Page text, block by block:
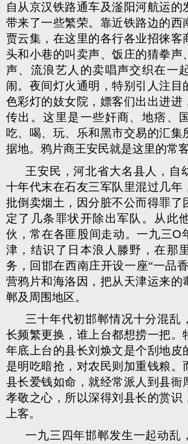
自从京汉铁路通车及滏阳河航运的
带来了一些繁荣。靠近铁路边的西
贾云集，在这里的各行各业招徕客
头和小巷的叫卖声、饭庄的猜拳声
声、流浪艺人的卖唱声交织在一
闹。夜间灯火通明，特别引人注目
色彩灯的妓女院，嫖客们出出进进
传出。这里是一些奸商、地痞、
吃、喝、玩、乐和黑市交易的汇集
据地。鸦片商王安民就是这里的常客
王安民，河北省大名县人，自
十年代末在石友三军队里混过几年
批倒卖烟土，因分脏不公而得罪了
定了几条罪状开除出军队。从此
伙，常在各匪股间走动。一九三O
津，结识了日本浪人滕野，在那
务，回邯在西南庄开设一座“一品
营鸦片和海洛因，把从天津运来的
郸及周围地区。
三十年代初邯郸情况十分混乱
长频繁更换，谁上台都想捞一把。
年底上台的县长刘焕文是个刮地皮
是明吃暗抢，对农民则加重钱粮。
县长爱钱如命，就经常派人到县衙
孝敬之心，所以深得刘县长的赏识
上客。
一九三四年邯郸发生一起动乱